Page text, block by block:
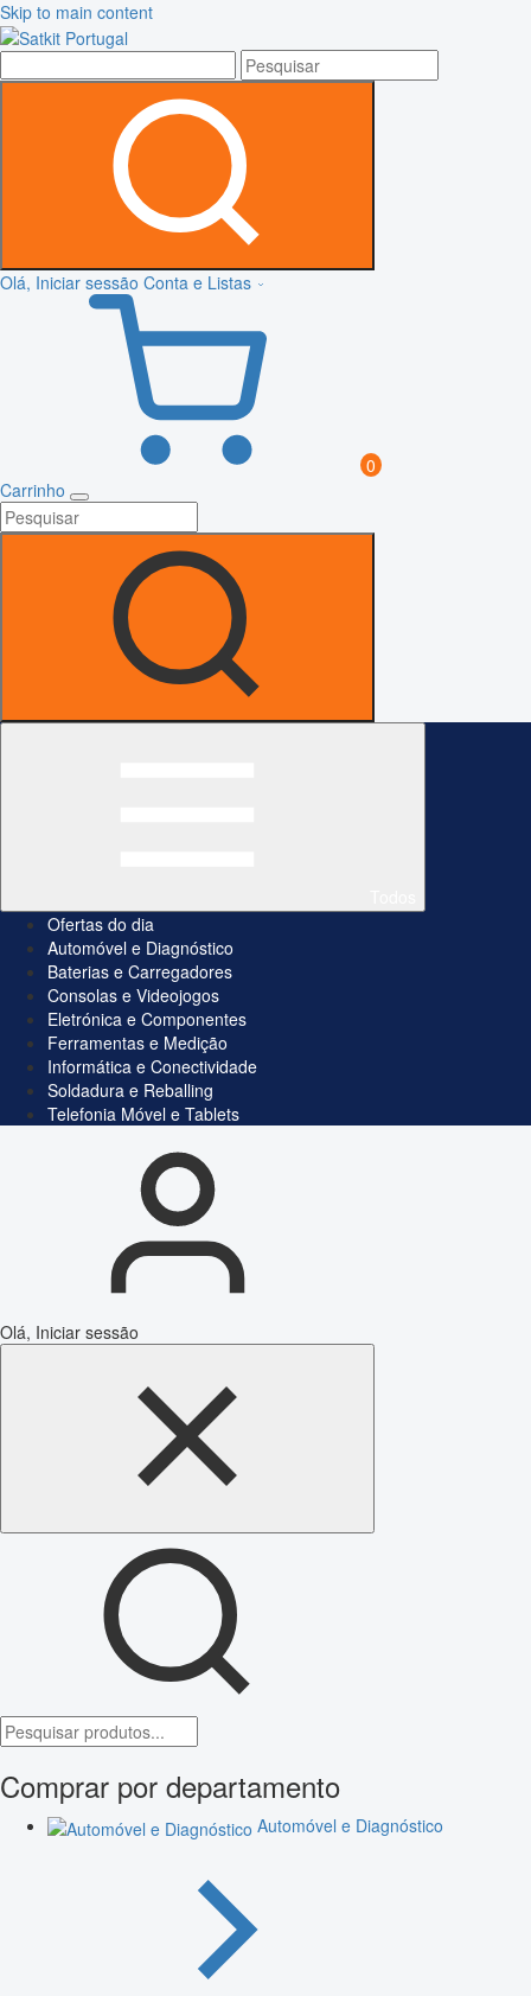
Skip to main content
Olá, Iniciar sessão Conta e Listas
0
Carrinho
Ofertas do dia
Automóvel e Diagnóstico
Baterias e Carregadores
Consolas e Videojogos
Eletrónica e Componentes
Ferramentas e Medição
Informática e Conectividade
Soldadura e Reballing
Telefonia Móvel e Tablets
Olá, Iniciar sessão
Comprar por departamento
Automóvel e Diagnóstico